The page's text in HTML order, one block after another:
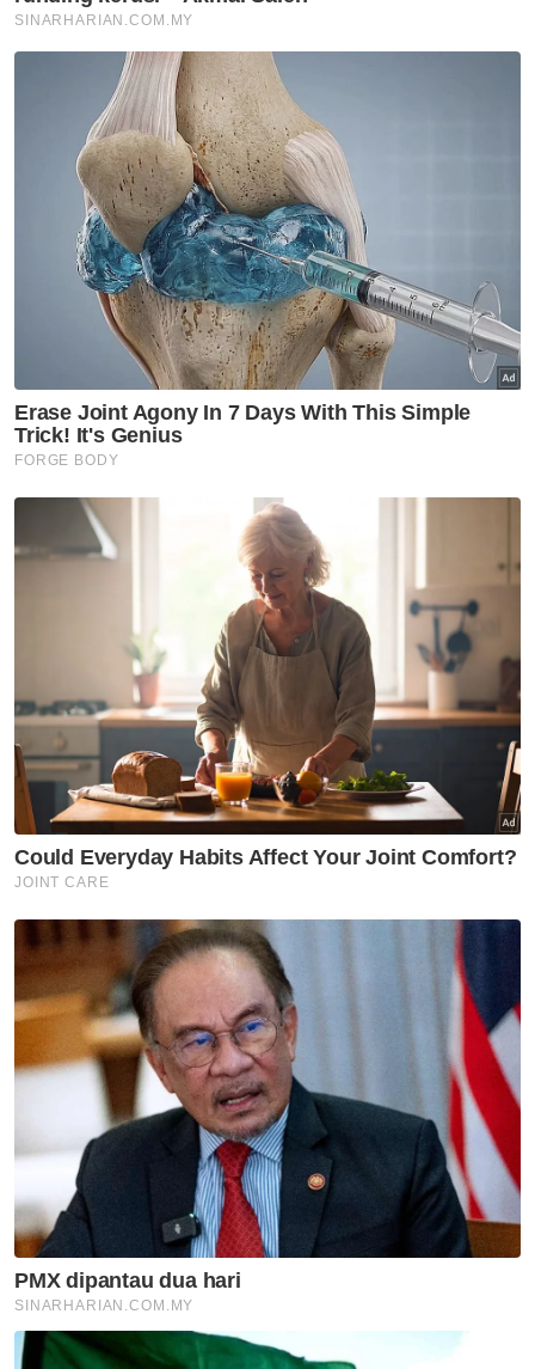
Tuntutan pajakan Pulau Pinang:
sehingga perubahan kerajaan
pusat
Utara
Pulau Pinang henti
pelaksanaan ANPR serta-
merta, semak semula perincian
- Kon Yeow
Utara
PH Pulau Pinang teruskan
kerjasama dengan BN, UMNO